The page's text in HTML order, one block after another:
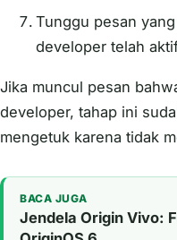
Tunggu pesan
developer telah
Jika muncul pesan
developer, tahap ini
mengetuk karena tidak
BACA JUGA
Jendela Origin Vivo: